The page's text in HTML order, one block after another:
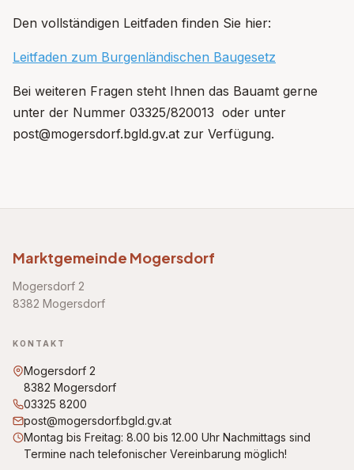
Den vollständigen Leitfaden finden Sie hier:
Leitfaden zum Burgenländischen Baugesetz
Bei weiteren Fragen steht Ihnen das Bauamt gerne
unter der Nummer 03325/820013 oder unter
post@mogersdorf.bgld.gv.at zur Verfügung.
Marktgemeinde Mogersdorf
Mogersdorf 2
8382 Mogersdorf
KONTAKT
Mogersdorf 2
8382 Mogersdorf
03325 8200
post@mogersdorf.bgld.gv.at
Montag bis Freitag: 8.00 bis 12.00 Uhr Nachmittags sind
Termine nach telefonischer Vereinbarung möglich!